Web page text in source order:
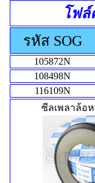
โฟ
รหัส SOG
105872N
108498N
116109N
ซีลเพลาล้อ